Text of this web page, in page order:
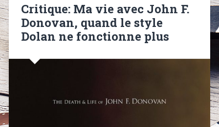
Critique: Ma vie avec John F.
Donovan, quand le style
Dolan ne fonctionne plus